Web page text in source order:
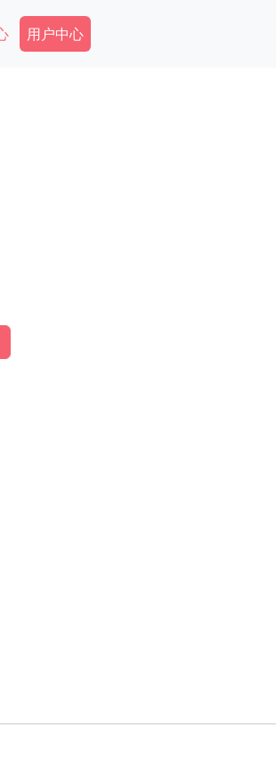
Secondary Menu
用户中心